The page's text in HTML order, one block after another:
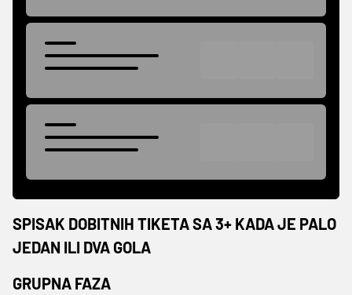
SPISAK DOBITNIH TIKETA SA 3+ KADA JE PALO
JEDAN ILI DVA GOLA
GRUPNA FAZA